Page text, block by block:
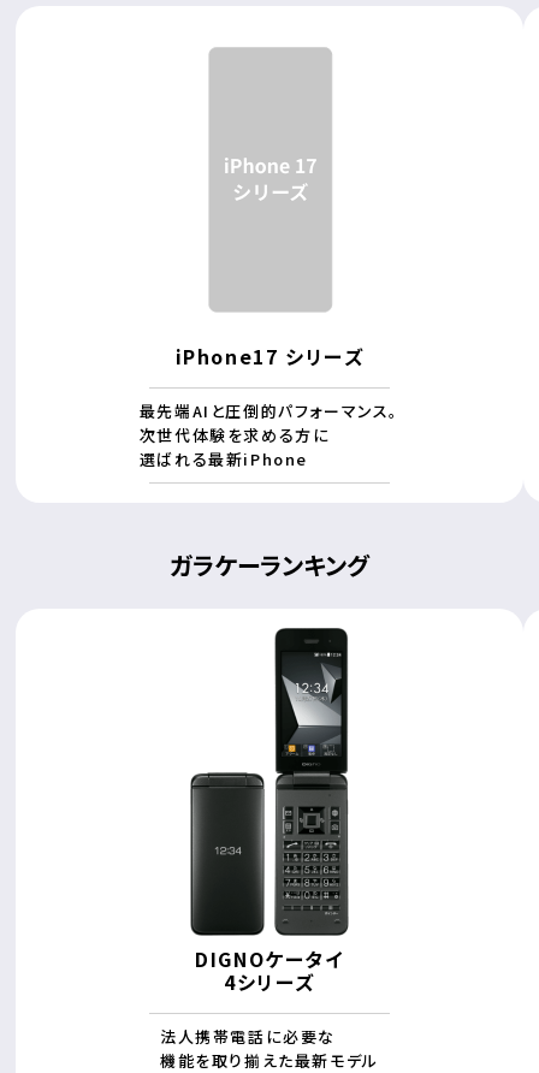
iPhone17 シリーズ
最先端AIと圧倒的パフォーマンス。
次世代体験を求める方に
選ばれる最新iPhone
ガラケーランキング
DIGNOケータイ
4シリーズ
法人携帯電話に必要な
機能を取り揃えた最新モデル